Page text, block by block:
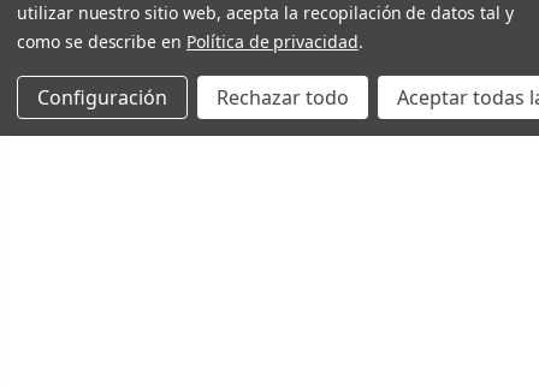
utilizar nuestro sitio web, acepta la recopilación de datos tal y
como se describe en Política de privacidad.
Configuración Rechazar todo Aceptar todas